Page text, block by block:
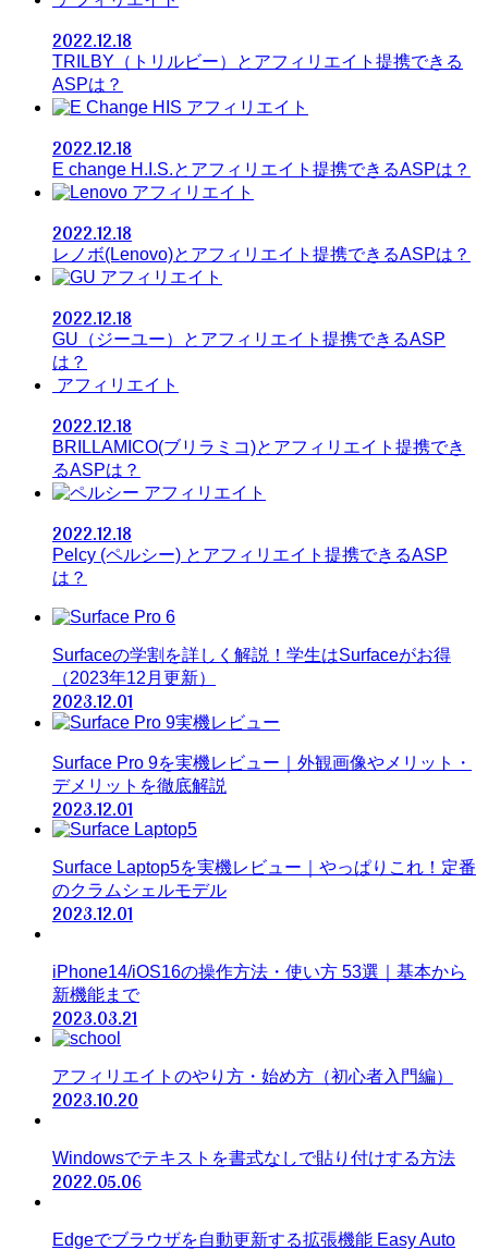
2022.12.18
TRILBY（トリルビー）とアフィリエイト提携できる
ASPは？
アフィリエイト
2022.12.18
E change H.I.S.とアフィリエイト提携できるASPは？
アフィリエイト
2022.12.18
レノボ(Lenovo)とアフィリエイト提携できるASPは？
アフィリエイト
2022.12.18
GU（ジーユー）とアフィリエイト提携できるASP
は？
アフィリエイト
2022.12.18
BRILLAMICO(ブリラミコ)とアフィリエイト提携でき
るASPは？
アフィリエイト
2022.12.18
Pelcy (ペルシー) とアフィリエイト提携できるASP
は？
Surfaceの学割を詳しく解説！学生はSurfaceがお得
（2023年12月更新）
2023.12.01
Surface Pro 9を実機レビュー｜外観画像やメリット・
デメリットを徹底解説
2023.12.01
Surface Laptop5を実機レビュー｜やっぱりこれ！定番
のクラムシェルモデル
2023.12.01
iPhone14/iOS16の操作方法・使い方 53選｜基本から
新機能まで
2023.03.21
アフィリエイトのやり方・始め方（初心者入門編）
2023.10.20
Windowsでテキストを書式なしで貼り付けする方法
2022.05.06
Edgeでブラウザを自動更新する拡張機能 Easy Auto